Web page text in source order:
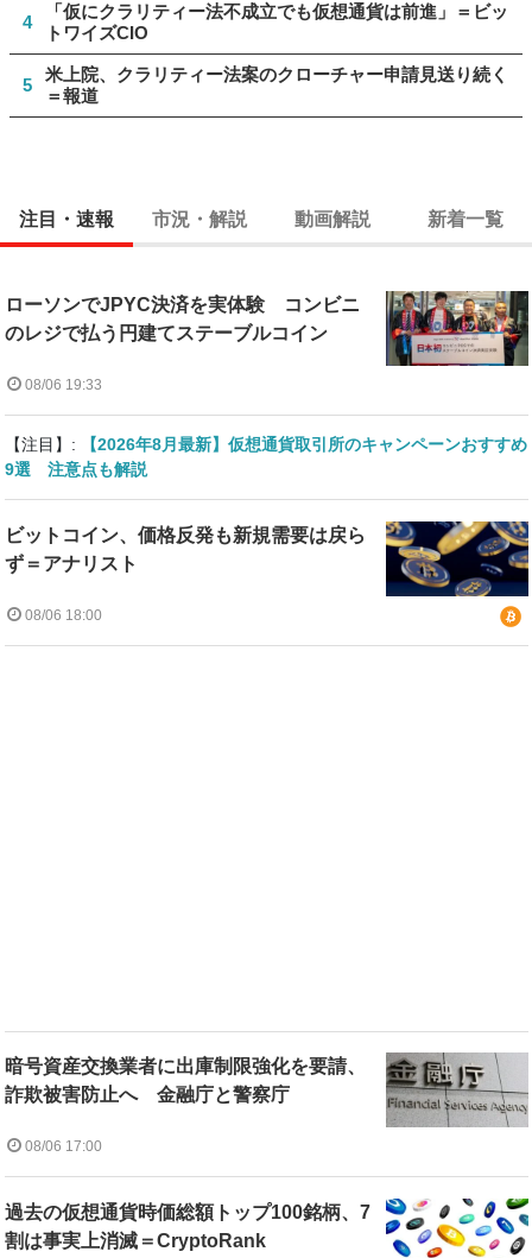
4
「仮にクラリティー法不成立でも仮想通貨は前進」＝ビッ
トワイズCIO
5
米上院、クラリティー法案のクローチャー申請見送り続く
＝報道
注目・速報 市況・解説 動画解説 新着一覧
ローソンでJPYC決済を実体験 コンビニ
のレジで払う円建てステーブルコイン
08/06 19:33
【注目】:
【2026年8月最新】仮想通貨取引所のキャンペーンおすすめ
9選 注意点も解説
ビットコイン、価格反発も新規需要は戻ら
ず＝アナリスト
08/06 18:00
暗号資産交換業者に出庫制限強化を要請、
詐欺被害防止へ 金融庁と警察庁
08/06 17:00
過去の仮想通貨時価総額トップ100銘柄、7
割は事実上消滅＝CryptoRank